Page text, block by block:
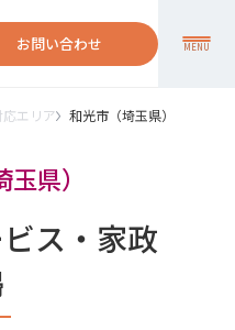
お問い合わせ MENU
エリア 和光市（埼玉県）
県）
ス・家政